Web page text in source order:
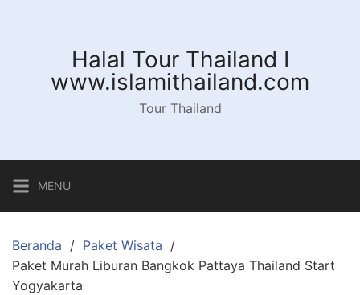
Halal Tour Thailand I
www.islamithailand.com
Tour Thailand
MENU
Beranda
Paket Wisata
Paket Murah Liburan Bangkok Pattaya Thailand Start
Yogyakarta